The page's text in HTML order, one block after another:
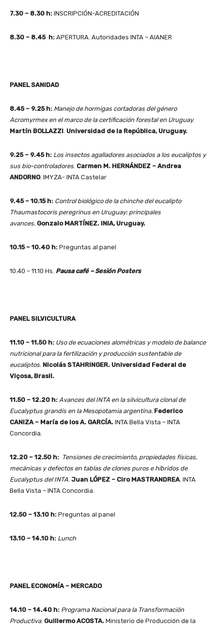
7.30 – 8.30 h: INSCRIPCIÓN-ACREDITACIÓN
8.30 – 8.45 h: APERTURA. Autoridades INTA – AIANER
PANEL SANIDAD
8.45 – 9.25 h: Manejo de hormigas cortadoras del género
Acromyrmex en el marco de la certificación forestal en Uruguay.
Martín BOLLAZZI Universidad de la República, Uruguay.
9.25 – 9.45 h: Los insectos agalladores asociados a los eucaliptos y
sus bio-controladores Carmen M. HERNÁNDEZ – Andrea
ANDORNO. IMYZA- INTA Castelar
9.45 – 10.15 h: Control biológico de la chinche del eucalipto
Thaumastocoris peregrinus en Uruguay: principales
avances. Gonzalo MARTÍNEZ. INIA, Uruguay.
10.15 – 10.40 h: Preguntas al panel
10.40 – 11.10 Hs. Pausa café – Sesión Posters
PANEL SILVICULTURA
11.10 – 11.50 h: Uso de ecuaciones alométricas y modelo de balance
nutricional para la fertilización y producción sustentable de
eucaliptos Nicolás STAHRINGER. Universidad Federal de
Viçosa, Brasil.
11.50 – 12.20 h: Avances del INTA en la silvicultura clonal de
Eucalyptus grandis en la Mesopotamia argentina. Federico
CANIZA – María de los A. GARCÍA. INTA Bella Vista – INTA
Concordia.
12.20 – 12.50 h: Tensiones de crecimiento, propiedades físicas,
mecánicas y defectos en tablas de clones puros e híbridos de
Eucalyptus del INTA Juan LÓPEZ – Ciro MASTRANDREA . INTA
Bella Vista – INTA Concordia.
12.50 – 13.10 h: Preguntas al panel
13.10 – 14.10 h: Lunch
PANEL ECONOMÍA – MERCADO
14.10 – 14.40 h: Programa Nacional para la Transformación
Productiva. Guillermo ACOSTA. Ministerio de Producción de la